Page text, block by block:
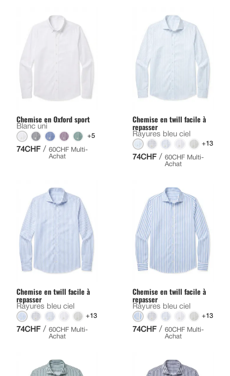
Chemise en Oxford sport
Blanc uni
+5
74CHF / 60CHF Multi-
Achat
Chemise en twill facile à
repasser
Rayures bleu ciel
+13
74CHF / 60CHF Multi-
Achat
Chemise en twill facile à
repasser
Rayures bleu ciel
+13
74CHF / 60CHF Multi-
Achat
Chemise en twill facile à
repasser
Rayures bleu ciel
+13
74CHF / 60CHF Multi-
Achat